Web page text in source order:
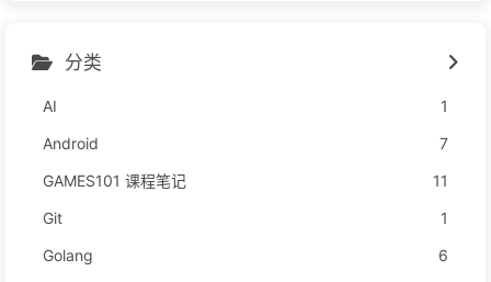
分类
AI
1
Android
7
GAMES101 课程笔记
11
Git
1
Golang
6